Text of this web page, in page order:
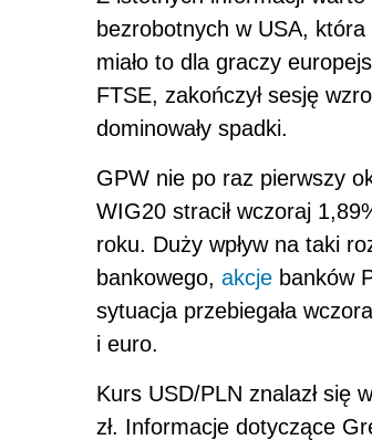
bezrobotnych w USA,
miało to dla graczy
FTSE, zakończył sesję
dominowały spadki.
GPW nie po raz pierwszy
WIG20 stracił wczoraj
roku. Duży wpływ na taki
bankowego, akcje banków
sytuacja przebiegała
i euro.
Kurs USD/PLN znalazł się
zł. Informacje dotyczące